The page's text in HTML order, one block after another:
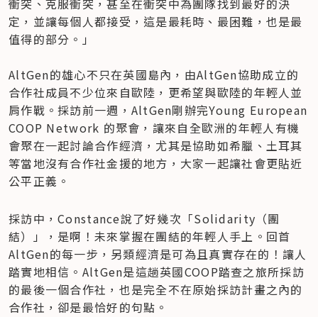
衝突、克服衝突，甚至在衝突中為團隊找到最好的決
定，並讓每個人都接受，這是最耗時、最困難，也是最
值得的部分。」
AltGen的雄心不只在英國島內，由AltGen協助成立的
合作社成員不少位來自歐陸，更希望與歐陸的年輕人並
肩作戰。採訪前一週，AltGen剛辦完Young European
COOP Network 的聚會，讓來自全歐洲的年輕人有機
會聚在一起討論合作經濟，尤其是協助如希臘、土耳其
等當地沒有合作社金援的地方，大家一起讓社會更貼近
公平正義。
採訪中，Constance說了好幾次「Solidarity（團
結）」，是啊！未來掌握在團結的年輕人手上。回首
AltGen的每一步，另類經濟是可為且真實存在的！讓人
踏實地相信。AltGen是這趟英國COOP踏查之旅所採訪
的最後一個合作社，也是完全不在原始採訪計畫之內的
合作社，卻是最恰好的句點。